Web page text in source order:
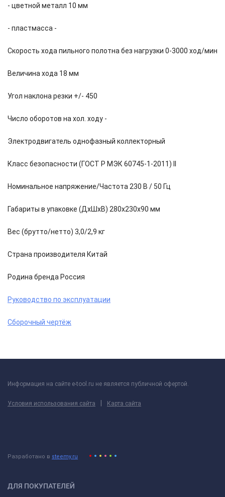
- цветной металл 10 мм
- пластмасса -
Скорость хода пильного полотна без нагрузки 0-3000 ход/мин
Величина хода 18 мм
Угол наклона резки +/- 450
Число оборотов на хол. ходу -
Электродвигатель однофазный коллекторный
Класс безопасности (ГОСТ Р МЭК 60745-1-2011) II
Номинальное напряжение/Частота 230 В / 50 Гц
Габариты в упаковке (ДхШхВ) 280х230х90 мм
Вес (брутто/нетто) 3,0/2,9 кг
Страна производителя Китай
Родина бренда Россия
Руководство по эксплуатации
Сборочный чертёж
Информация на сайте e-tool.ru не является публичной офертой.
Условия использования сайта Карта сайта
Разработано в steemy.ru
ДЛЯ ПОКУПАТЕЛЕЙ